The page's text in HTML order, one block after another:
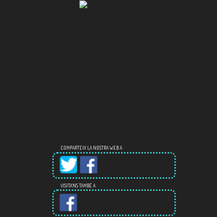
COMPARTEIX LA NOSTRA WEB A
VISITA'NS TAMBÉ A